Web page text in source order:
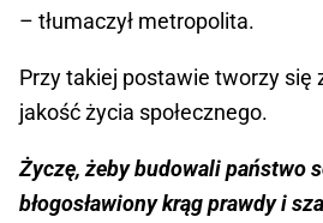
– tłumaczył metropolita.
Przy takiej postawie tworzy się
jakość życia społecznego.
Życzę, żeby budowali państwo
błogosławiony krąg prawdy i